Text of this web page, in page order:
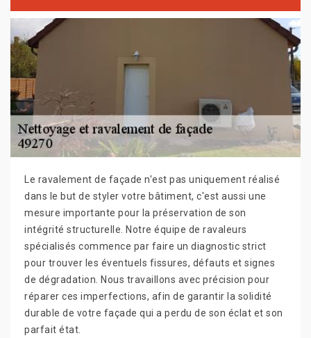
Le ravalement de façade n'est pas uniquement réalisé
dans le but de styler votre bâtiment, c'est aussi une
mesure importante pour la préservation de son
intégrité structurelle. Notre équipe de ravaleurs
spécialisés commence par faire un diagnostic strict
pour trouver les éventuels fissures, défauts et signes
de dégradation. Nous travaillons avec précision pour
réparer ces imperfections, afin de garantir la solidité
durable de votre façade qui a perdu de son éclat et son
parfait état.